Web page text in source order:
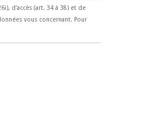
d'accès (art. 34 à 38) et de
vous concernant. Pour